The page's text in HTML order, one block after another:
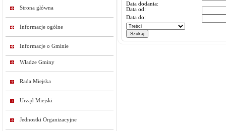
Strona główna
Informacje ogólne
Informacje o Gminie
Władze Gminy
Rada Miejska
Urząd Miejski
Jednostki Organizacyjne
Data dodania:
Data od:
Data do: